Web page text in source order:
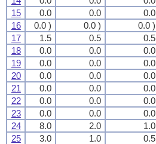
15
0.0 0.0 0.0
16
0.0 ) 0.0 ) 0.0 )
17
1.5 0.5 0.5
18
0.0 0.0 0.0
19
0.0 0.0 0.0
20
0.0 0.0 0.0
21
0.0 0.0 0.0
22
0.0 0.0 0.0
23
0.0 0.0 0.0
24
8.0 2.0 1.0
25
3.0 1.0 0.5